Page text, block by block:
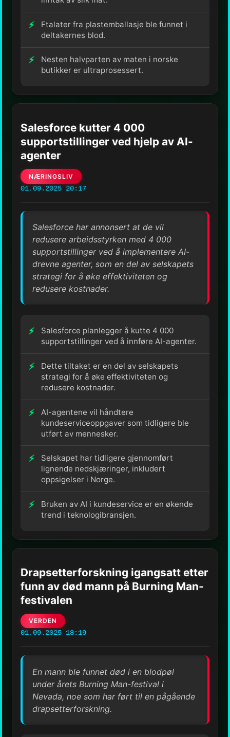
Ftalater fra plastemballasje ble funnet i
deltakernes blod.
Nesten halvparten av maten i norske
butikker er ultraprosessert.
Salesforce kutter 4 000
supportstillinger ved hjelp av AI-
agenter
NÆRINGSLIV
01.09.2025 20:17
Salesforce har annonsert at de vil
redusere arbeidsstyrken med 4 000
supportstillinger ved å implementere AI-
drevne agenter, som en del av selskapets
strategi for å øke effektiviteten og
redusere kostnader.
Salesforce planlegger å kutte 4 000
supportstillinger ved å innføre AI-agenter.
Dette tiltaket er en del av selskapets
strategi for å øke effektiviteten og
redusere kostnader.
AI-agentene vil håndtere
kundeserviceoppgaver som tidligere ble
utført av mennesker.
Selskapet har tidligere gjennomført
lignende nedskjæringer, inkludert
oppsigelser i Norge.
Bruken av AI i kundeservice er en økende
trend i teknologibransjen.
Drapsetterforskning igangsatt etter
funn av død mann på Burning Man-
festivalen
VERDEN
01.09.2025 18:19
En mann ble funnet død i en blodpøl
under årets Burning Man-festival i
Nevada, noe som har ført til en pågående
drapsetterforskning.